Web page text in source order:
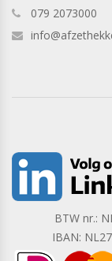
079 2073000
BTW nr.:
IBAN: